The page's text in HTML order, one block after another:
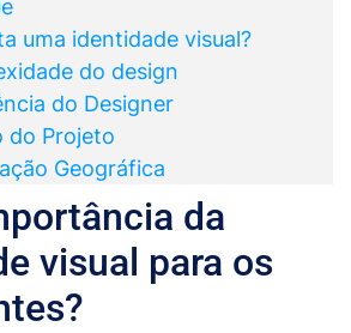
uma identidade visual?
do design
do Designer
do Projeto
Geográfica
da
visual para os